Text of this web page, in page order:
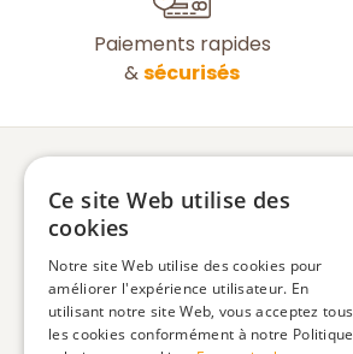
Paiements rapides
&sécurisés
Ce site Web utilise des
cookies
Notre site Web utilise des cookies pour
améliorer l'expérience utilisateur. En
utilisant notre site Web, vous acceptez tous
les cookies conformément à notre Politique